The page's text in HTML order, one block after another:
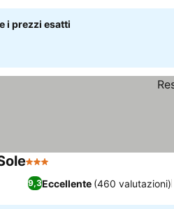
i prezzi esatti
3 Stelle
9,3Eccellente (460 valutazioni)